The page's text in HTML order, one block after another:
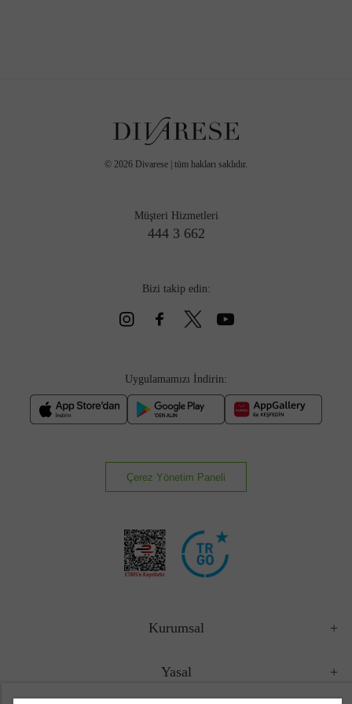
© 2026 Divarese | tüm hakları saklıdır.
Müşteri Hizmetleri
444 3 662
Bizi takip edin:
Uygulamamızı İndirin:
Çerez Yönetim Paneli
Kurumsal
Yasal